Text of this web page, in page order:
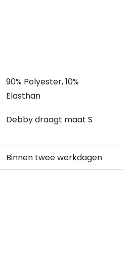
90% Polyester, 10%
Elasthan
Debby draagt maat S
Binnen twee werkdagen